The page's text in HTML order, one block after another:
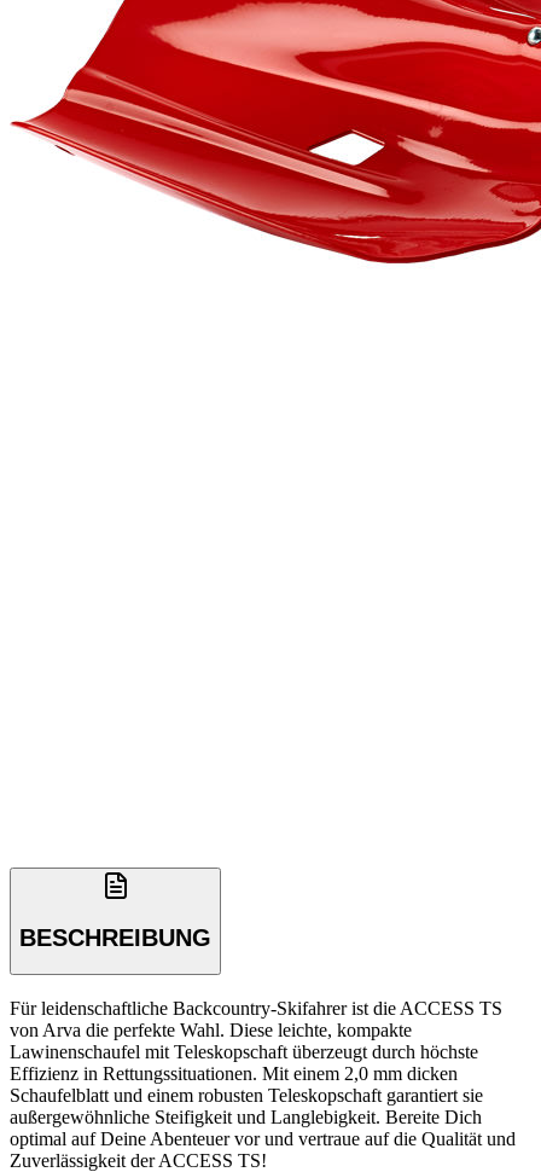
BESCHREIBUNG
Für leidenschaftliche Backcountry-Skifahrer ist die ACCESS TS
von Arva die perfekte Wahl. Diese leichte, kompakte
Lawinenschaufel mit Teleskopschaft überzeugt durch höchste
Effizienz in Rettungssituationen. Mit einem 2,0 mm dicken
Schaufelblatt und einem robusten Teleskopschaft garantiert sie
außergewöhnliche Steifigkeit und Langlebigkeit. Bereite Dich
optimal auf Deine Abenteuer vor und vertraue auf die Qualität und
Zuverlässigkeit der ACCESS TS!